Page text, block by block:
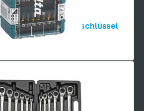
Makita E-25068 Impact Premier Steckschlüssel